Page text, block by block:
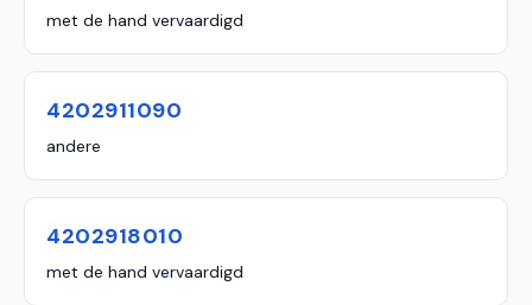
met de hand vervaardigd
4202911090
andere
4202918010
met de hand vervaardigd